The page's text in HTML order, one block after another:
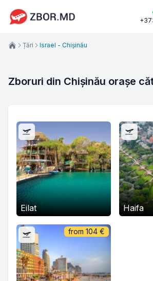
Țări Israel - Chișinău
Zboruri din Chișinău orașe
Eilat Haifa
from 104 €